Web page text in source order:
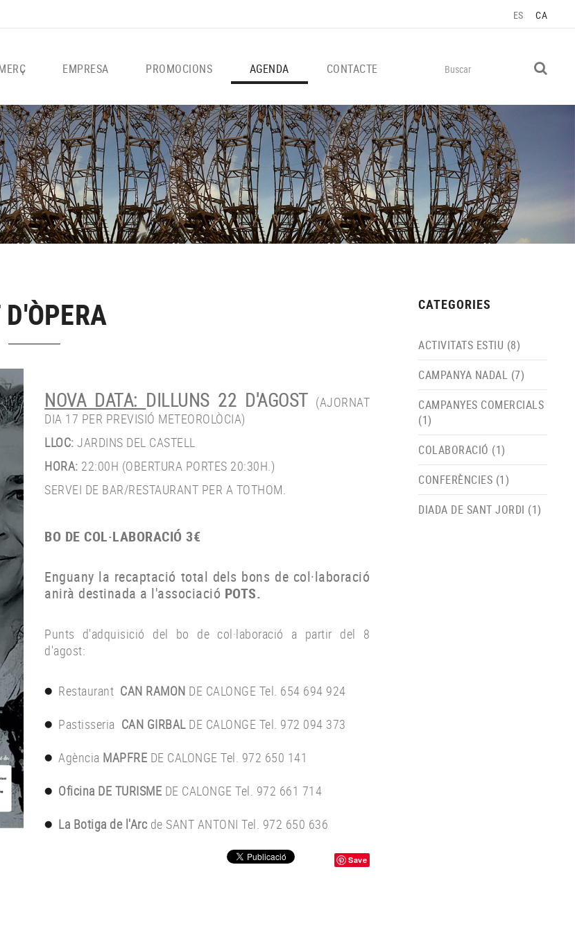
ES CA
EMPRESA PROMOCIONS AGENDA CONTACTE
NOVA DATA: DILLUNS 22 D'AGOST (AJORNAT
DIA 17 PER PREVISIÓ METEOROLÒCIA)
LLOC: JARDINS DEL CASTELL
HORA: 22:00H (OBERTURA PORTES 20:30H.)
SERVEI DE BAR/RESTAURANT PER A TOTHOM.
BO DE COL·LABORACIÓ 3€
Enguany la recaptació total dels bons de col·laboració
anirà destinada a l'associació POTS.
Punts d'adquisició del bo de col·laboració a partir del 8
d'agost:
Restaurant CAN RAMON DE CALONGE Tel. 654 694 924
Pastisseria CAN GIRBALDE CALONGE Tel. 972 094 373
Agència MAPFRE DE CALONGE Tel. 972 650 141
Oficina DE TURISME DE CALONGE Tel. 972 661 714
La Botiga de l'Arc de SANT ANTONI Tel. 972 650 636
Save
CATEGORIES
ACTIVITATS ESTIU (8)
CAMPANYA NADAL (7)
CAMPANYES COMERCIALS
(1)
COLABORACIÓ (1)
CONFERÈNCIES (1)
DIADA DE SANT JORDI (1)